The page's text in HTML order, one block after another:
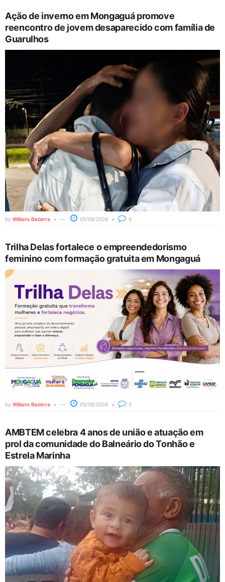
Ação de inverno em Mongaguá promove
reencontro de jovem desaparecido com família de
Guarulhos
by Willians Bezerra 05/08/2026 0
Trilha Delas fortalece o empreendedorismo
feminino com formação gratuita em Mongaguá
by Willians Bezerra 05/08/2026 0
AMBTEM celebra 4 anos de união e atuação em
prol da comunidade do Balneário do Tonhão e
Estrela Marinha